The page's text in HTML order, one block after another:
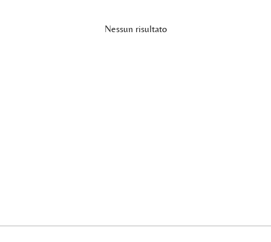
Nessun risultato